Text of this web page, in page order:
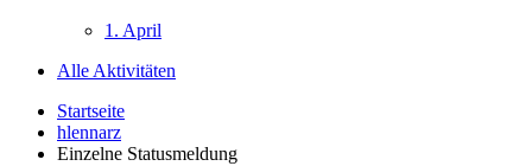
1. April
Alle Aktivitäten
Startseite
hlennarz
Einzelne Statusmeldung